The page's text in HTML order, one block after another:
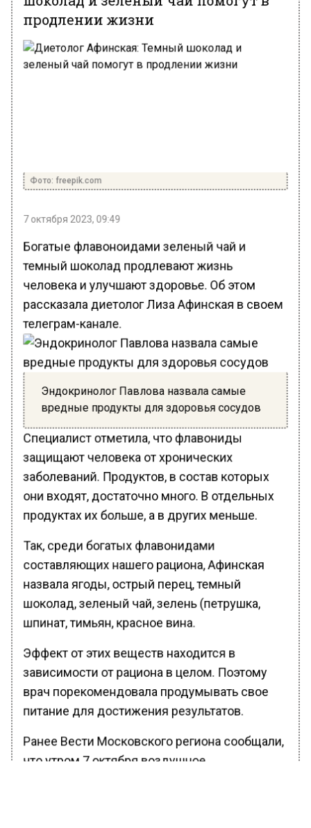
продлении жизни
Фото: freepik.com
7 октября 2023, 09:49
Богатые флавоноидами зеленый чай и
темный шоколад продлевают жизнь
человека и улучшают здоровье. Об этом
рассказала диетолог Лиза Афинская в своем
телеграм-канале.
Эндокринолог Павлова назвала самые
вредные продукты для здоровья сосудов
Специалист отметила, что флавониды
защищают человека от хронических
заболеваний. Продуктов, в состав которых
они входят, достаточно много. В отдельных
продуктах их больше, а в других меньше.
Так, среди богатых флавонидами
составляющих нашего рациона, Афинская
назвала ягоды, острый перец, темный
шоколад, зеленый чай, зелень (петрушка,
шпинат, тимьян, красное вина.
Эффект от этих веществ находится в
зависимости от рациона в целом. Поэтому
врач порекомендовала продумывать свое
питание для достижения результатов.
Ранее Вести Московского региона сообщали,
что утром 7 октября воздушное